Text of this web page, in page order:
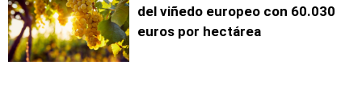
del viñedo europeo con 60.030
euros por hectárea